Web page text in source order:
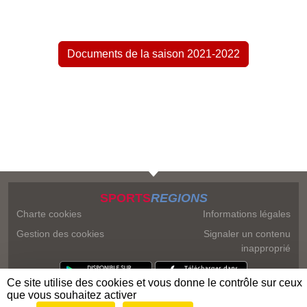
Documents de la saison 2021-2022
SPORTSREGIONS
Charte cookies
Gestion des cookies
Informations légales
Signaler un contenu
inapproprié
Ce site utilise des cookies et vous donne le contrôle sur ceux
que vous souhaitez activer